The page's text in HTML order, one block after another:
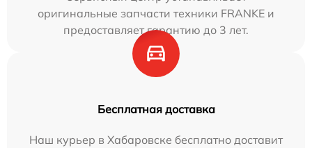
оригинальные запчасти техники FRANKE и
предоставляет гарантию до 3 лет.
Бесплатная доставка
Наш курьер в Хабаровске бесплатно доставит